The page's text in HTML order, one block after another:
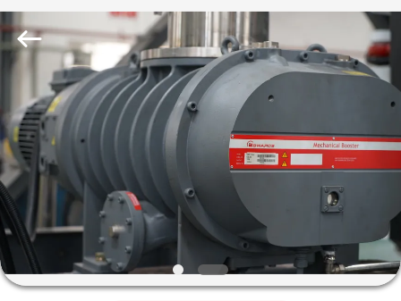
RUMAH
PRODUK
TENTANG
KAMI
TUR
Equipment
Manufacturing
Co.,Ltd.